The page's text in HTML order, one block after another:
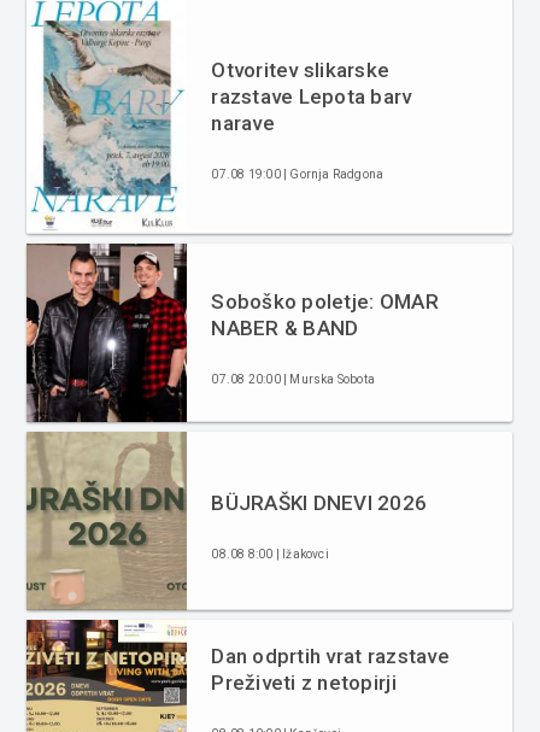
Otvoritev slikarske
razstave Lepota barv
narave
07.08 19:00 | Gornja Radgona
Soboško poletje: OMAR
NABER & BAND
07.08 20:00 | Murska Sobota
BÜJRAŠKI DNEVI 2026
08.08 8:00 | Ižakovci
Dan odprtih vrat razstave
Preživeti z netopirji